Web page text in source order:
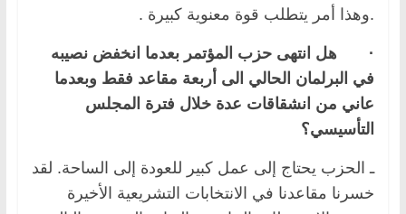
.وهذا أمر يتطلب قوة معنوية كبيرة .
· هل انتهى حزب المؤتمر بعدما انخفض نصيبه
في البرلمان الحالي الى أربعة مقاعد فقط وبعدما
عاني من انشقاقات عدة خلال فترة المجلس
التأسيسي؟
ـ الحزب يحتاج إلى عمل كبير للعودة إلى الساحة. لقد
خسرنا مقاعدنا في الانتخابات التشريعية الأخيرة